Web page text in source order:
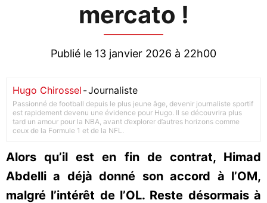
mercato !
Publié le 13 janvier 2026 à 22h00
Hugo Chirossel -Journaliste
Passionné de football depuis le plus jeune âge, devenir journaliste sportif
est rapidement devenu une évidence pour Hugo. Il se découvrira plus
tard un amour pour la NBA, avant d’explorer d’autres horizons comme
ceux de la Formule 1 et de la NFL.
Alors qu’il est en fin de contrat, Himad
Abdelli a déjà donné son accord à l’OM,
malgré l’intérêt de l’OL. Reste désormais à